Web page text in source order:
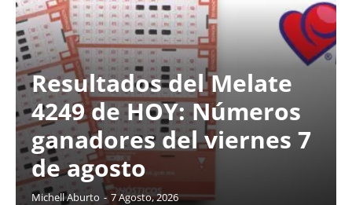
Resultados del Melate
4249 de HOY: Números
ganadores del viernes 7
de agosto
Michell Aburto - 7 Agosto, 2026